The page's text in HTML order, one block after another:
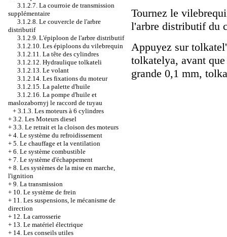
3.1.2.7. La courroie de transmission
supplémentaire
3.1.2.8. Le couvercle de l'arbre
distributif
3.1.2.9. L'épiploon de l'arbre distributif
3.1.2.10. Les épiploons du vilebrequin
3.1.2.11. La tête des cylindres
3.1.2.12. Hydraulique tolkateli
3.1.2.13. Le volant
3.1.2.14. Les fixations du moteur
3.1.2.15. La palette d'huile
3.1.2.16. La pompe d'huile et
maslozabornyj le raccord de tuyau
+ 3.1.3. Les moteurs à 6 cylindres
+ 3.2. Les Moteurs diesel
+ 3.3. Le retrait et la cloison des moteurs
+ 4. Le système du refroidissement
+ 5. Le chauffage et la ventilation
+ 6. Le système combustible
+ 7. Le système d'échappement
+ 8. Les systèmes de la mise en marche,
l'ignition
+ 9. La transmission
+ 10. Le système de frein
+ 11. Les suspensions, le mécanisme de
direction
+ 12. La carrosserie
+ 13. Le matériel électrique
+ 14. Les conseils utiles
Tournez le
l'arbre distributif du
Appuyez sur
tolkatelya, avant
grande 0,1 mm,